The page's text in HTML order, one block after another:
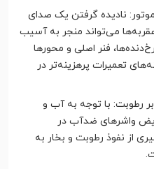
نادیده گرفتن یک صدای
می‌تواند منجر به آسیب
فنر اصلی و محورها
تعمیرات پرهزینه‌تر در
رطوبت: با توجه به آب و
واشرهای ضدآب در
از نفوذ رطوبت و بخار به